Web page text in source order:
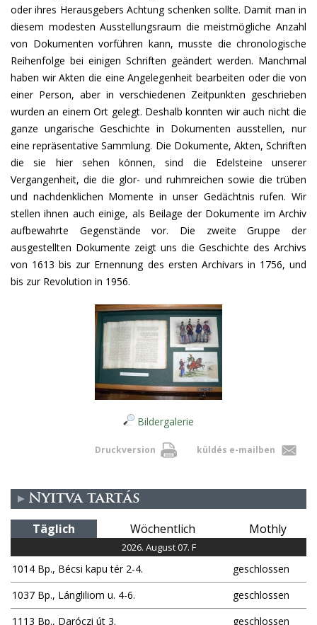
oder ihres Herausgebers Achtung schenken sollte. Damit man in
diesem modesten Ausstellungsraum die meistmögliche Anzahl
von Dokumenten vorführen kann, musste die chronologische
Reihenfolge bei einigen Schriften geändert werden. Manchmal
haben wir Akten die eine Angelegenheit bearbeiten oder die von
einer Person, aber in verschiedenen Zeitpunkten geschrieben
wurden an einem Ort gelegt. Deshalb konnten wir auch nicht die
ganze ungarische Geschichte in Dokumenten ausstellen, nur
eine repräsentative Sammlung. Die Dokumente, Akten, Schriften
die sie hier sehen können, sind die Edelsteine unserer
Vergangenheit, die die glor- und ruhmreichen sowie die trüben
und nachdenklichen Momente in unser Gedächtnis rufen. Wir
stellen ihnen auch einige, als Beilage der Dokumente im Archiv
aufbewahrte Gegenstände vor. Die zweite Gruppe der
ausgestellten Dokumente zeigt uns die Geschichte des Archivs
von 1613 bis zur Ernennung des ersten Archivars in 1756, und
bis zur Revolution in 1956.
Bildergalerie
Druckversion küldés e-mailben
Nyitva tartás
Täglich Wöchentlich Mothly
2026. August 07. F
1014 Bp., Bécsi kapu tér 2-4.
geschlossen
1037 Bp., Lángliliom u. 4-6.
geschlossen
1113 Bp., Daróczi út 3.
geschlossen